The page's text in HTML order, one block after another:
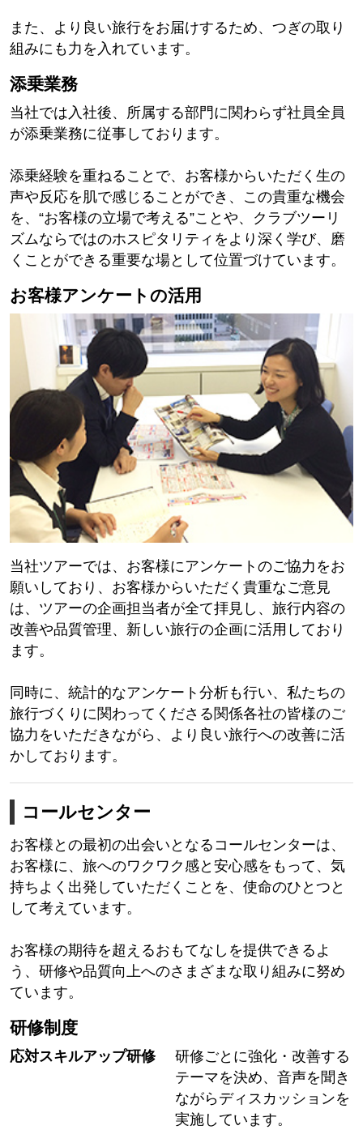
また、より良い旅行をお届けするため、つぎの取り
組みにも力を入れています。
添乗業務
当社では入社後、所属する部門に関わらず社員全員
が添乗業務に従事しております。
添乗経験を重ねることで、お客様からいただく生の
声や反応を肌で感じることができ、この貴重な機会
を、“お客様の立場で考える”ことや、クラブツーリ
ズムならではのホスピタリティをより深く学び、磨
くことができる重要な場として位置づけています。
お客様アンケートの活用
当社ツアーでは、お客様にアンケートのご協力をお
願いしており、お客様からいただく貴重なご意見
は、ツアーの企画担当者が全て拝見し、旅行内容の
改善や品質管理、新しい旅行の企画に活用しており
ます。
同時に、統計的なアンケート分析も行い、私たちの
旅行づくりに関わってくださる関係各社の皆様のご
協力をいただきながら、より良い旅行への改善に活
かしております。
コールセンター
お客様との最初の出会いとなるコールセンターは、
お客様に、旅へのワクワク感と安心感をもって、気
持ちよく出発していただくことを、使命のひとつと
して考えています。
お客様の期待を超えるおもてなしを提供できるよ
う、研修や品質向上へのさまざまな取り組みに努め
ています。
研修制度
応対スキルアップ研修
研修ごとに強化・改善する
テーマを決め、音声を聞き
ながらディスカッションを
実施しています。